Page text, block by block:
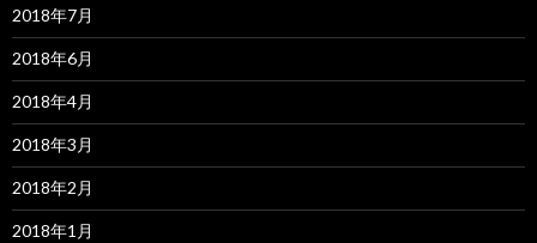
2018年7月
2018年6月
2018年4月
2018年3月
2018年2月
2018年1月